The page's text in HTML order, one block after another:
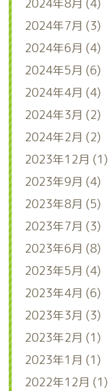
2024年7月 (3)
2024年6月 (4)
2024年5月 (6)
2024年4月 (4)
2024年3月 (2)
2024年2月 (2)
2023年12月 (1)
2023年9月 (4)
2023年8月 (5)
2023年7月 (3)
2023年6月 (8)
2023年5月 (4)
2023年4月 (6)
2023年3月 (3)
2023年2月 (1)
2023年1月 (1)
2022年12月 (1)